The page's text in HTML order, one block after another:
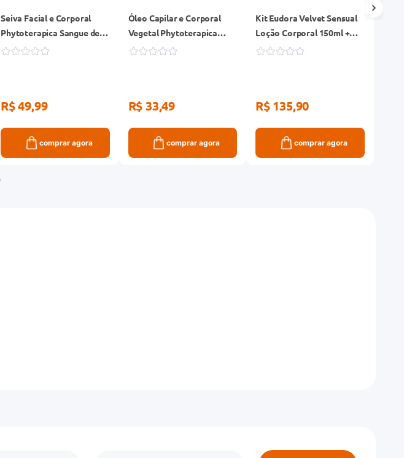
Seiva Facial e Corporal
Phytoterapica Sangue de
Dragão 10ml
R$ 49,99
comprar agora
Óleo Capilar e Corporal
Vegetal Phytoterapica
Semente de Uva 50ml
R$ 33,49
comprar agora
Kit Eudora Velvet Sensual
Loção Corporal 150ml +
Desodorante Colônia
R$ 135,90
comprar agora